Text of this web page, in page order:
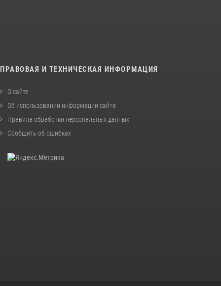
ПРАВОВАЯ И ТЕХНИЧЕСКАЯ ИНФОРМАЦИЯ
О сайте
Об использовании информации сайта
Правила обработки персональных данных
Сообщить об ошибках